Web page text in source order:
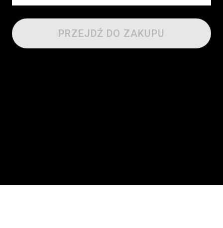
PRZEJDŹ DO ZAKUPU